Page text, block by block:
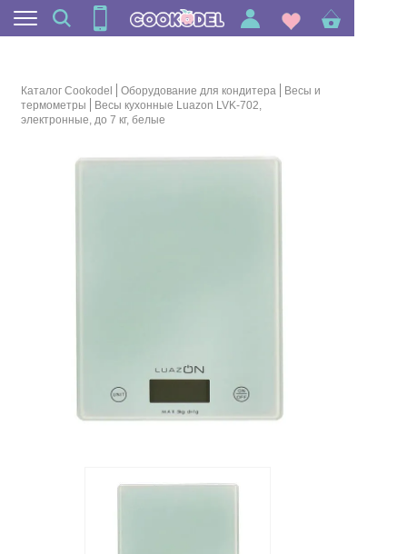
Каталог Cookodel Оборудование для кондитера
Весы и
термометры
Весы кухонные Luazon LVK-702,
электронные, до 7 кг, белые